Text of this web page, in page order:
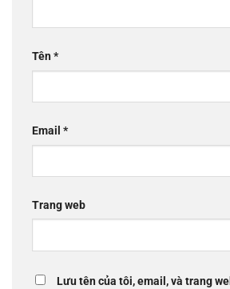
Tên*
Email *
Trang web
Lưu tên của tôi, email, và trang